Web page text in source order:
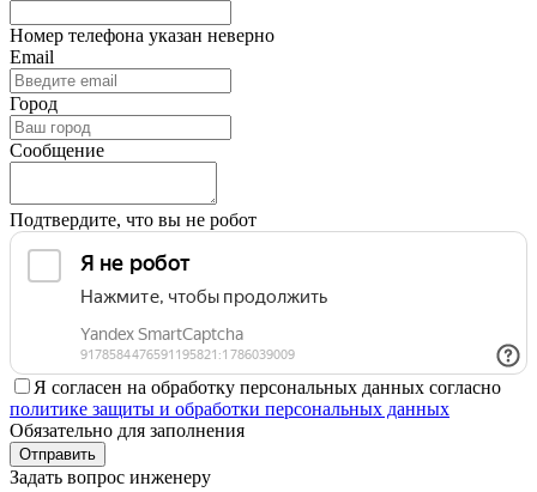
Номер телефона указан неверно
Email
Город
Сообщение
Подтвердите, что вы не робот
Я согласен на обработку персональных данных согласно
политике защиты и обработки персональных данных
Обязательно для заполнения
Отправить
Задать вопрос инженеру